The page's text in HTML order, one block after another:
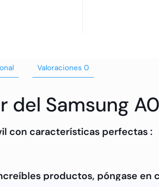
Valoraciones 0
del Samsung
con características perfectas :
productos, póngase en